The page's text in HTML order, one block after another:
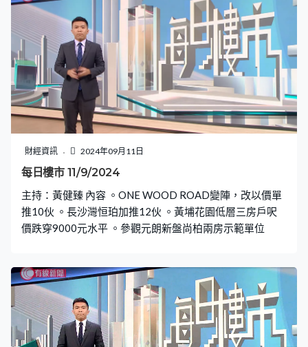
財經資訊 2024年09月11日
每日樓市 11/9/2024
主持：黃健臻 內容 。ONE WOOD ROAD變陣，改以價單
推10伙 。長沙灣恒珀加推12伙 。黃埔花園低層三房戶呎
價跌穿9000元水平 。參觀元朗新盤尚柏兩房示範單位